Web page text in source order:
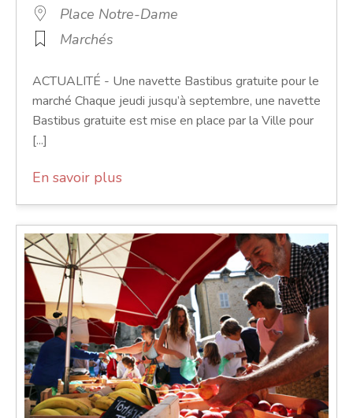
Place Notre-Dame
Marchés
ACTUALITÉ - Une navette Bastibus gratuite pour le
marché Chaque jeudi jusqu’à septembre, une navette
Bastibus gratuite est mise en place par la Ville pour
[...]
En savoir plus